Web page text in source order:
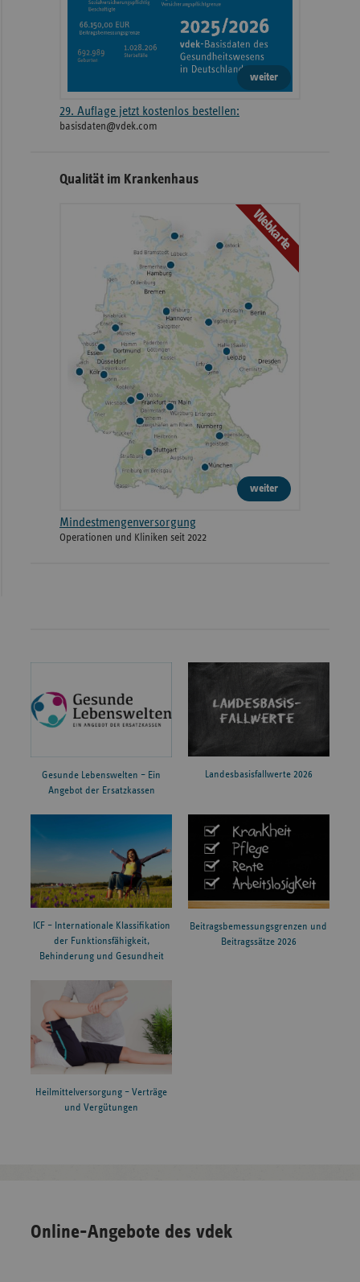
weiter
29. Auflage jetzt kostenlos bestellen:
basisdaten@vdek.com
Qualität im Krankenhaus
Webkarte
weiter
Mindestmengenversorgung
Operationen und Kliniken seit 2022
Gesunde Lebenswelten – Ein
Angebot der Ersatzkassen
Landesbasisfallwerte 2026
ICF – Internationale Klassifikation
der Funktionsfähigkeit,
Behinderung und Gesundheit
Beitragsbemessungsgrenzen und
Beitragssätze 2026
Heilmittelversorgung – Verträge
und Vergütungen
Online-Angebote des vdek